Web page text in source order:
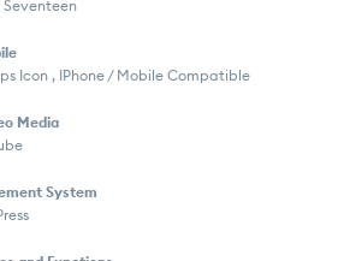
Seventeen
Icon , IPhone / Mobile Compatible
Media
System